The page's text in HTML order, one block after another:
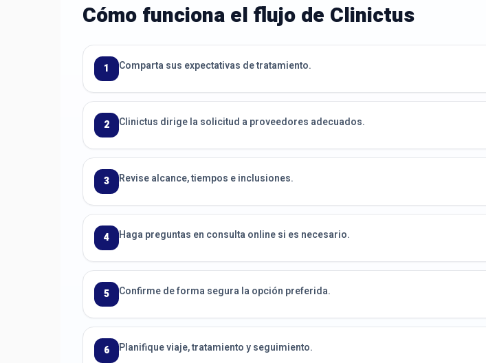
Cómo funciona el flujo de Clinictus
1 Comparta sus expectativas de tratamiento.
2 Clinictus dirige la solicitud a proveedores adecuados.
3 Revise alcance, tiempos e inclusiones.
4 Haga preguntas en consulta online si es necesario.
5 Confirme de forma segura la opción preferida.
6 Planifique viaje, tratamiento y seguimiento.